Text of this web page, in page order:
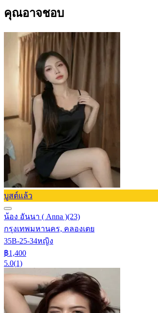
คุณอาจชอบ
บูสต์แล้ว
น้อง อันนา ( Anna )(23)
กรุงเทพมหานคร, คลองเตย
35B-25-34หญิง
฿1,400
5.0(1)